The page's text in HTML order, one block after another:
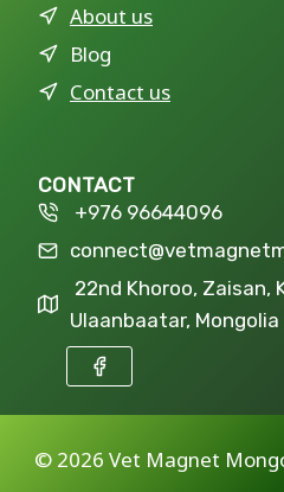
About us
Blog
Contact us
CONTACT
+976 96644096
22nd Khoroo, Zaisan,
Ulaanbaatar, Mongolia
© 2026 Vet Magnet